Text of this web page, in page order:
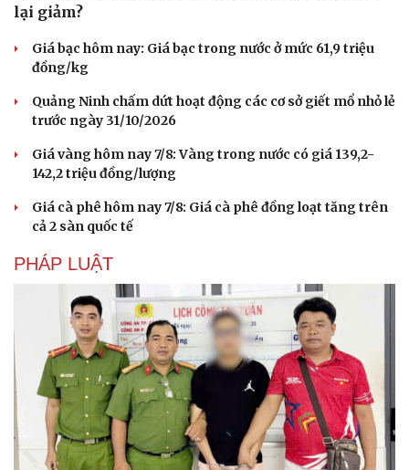
Văn hóa
Sân khấu - Điện ảnh
Âm nhạc
Giải trí
lại giảm?
Giá bạc hôm nay: Giá bạc trong nước ở mức 61,9 triệu
đồng/kg
Quảng Ninh chấm dứt hoạt động các cơ sở giết mổ nhỏ lẻ
trước ngày 31/10/2026
Giá vàng hôm nay 7/8: Vàng trong nước có giá 139,2-
142,2 triệu đồng/lượng
Giá cà phê hôm nay 7/8: Giá cà phê đồng loạt tăng trên
cả 2 sàn quốc tế
PHÁP LUẬT